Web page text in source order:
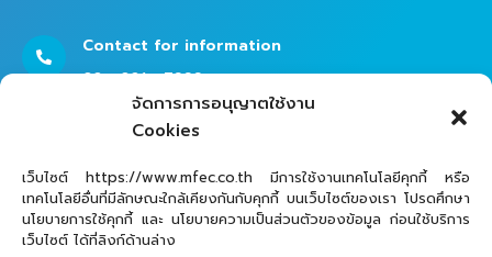
จัดการการอนุญาตใช้งาน
Cookies
เว็บไซต์ https://www.mfec.co.th มีการใช้งานเทคโนโลยีคุกกี้ หรือ
เทคโนโลยีอื่นที่มีลักษณะใกล้เคียงกันกับคุกกี้ บนเว็บไซต์ของเรา โปรดศึกษา
นโยบายการใช้คุกกี้ และ นโยบายความเป็นส่วนตัวของข้อมูล ก่อนใช้บริการ
เว็บไซต์ ได้ที่ลิงก์ด้านล่าง
Contact for information
02 - 821 - 7999
Contact Helpdesk for Support
02 - 821 - 7979